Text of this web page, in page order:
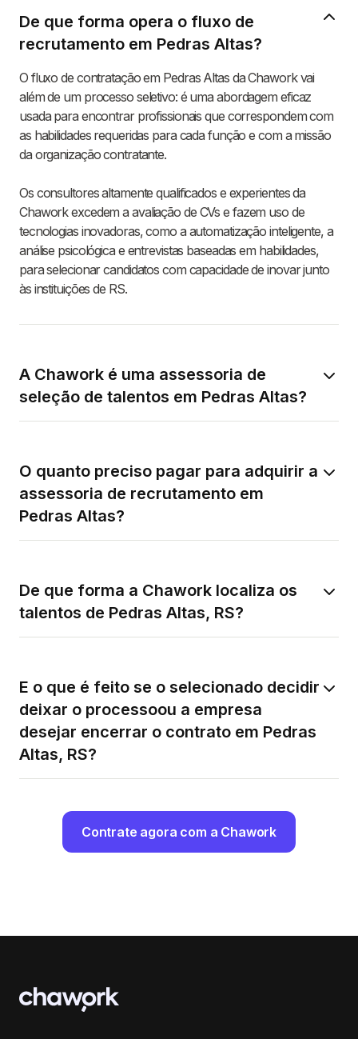
De que forma opera o fluxo de
recrutamento em Pedras Altas?
O fluxo de contratação em Pedras Altas da Chawork vai
além de um processo seletivo: é uma abordagem eficaz
usada para encontrar profissionais que correspondem com
as habilidades requeridas para cada função e com a missão
da organização contratante.
Os consultores altamente qualificados e experientes da
Chawork excedem a avaliação de CVs e fazem uso de
tecnologias inovadoras, como a automatização inteligente, a
análise psicológica e entrevistas baseadas em habilidades,
para selecionar candidatos com capacidade de inovar junto
às instituições de RS.
A Chawork é uma assessoria de
seleção de talentos em Pedras Altas?
O quanto preciso pagar para adquirir a
assessoria de recrutamento em
Pedras Altas?
De que forma a Chawork localiza os
talentos de Pedras Altas, RS?
E o que é feito se o selecionado decidir
deixar o processoou a empresa
desejar encerrar o contrato em Pedras
Altas, RS?
Contrate agora com a Chawork